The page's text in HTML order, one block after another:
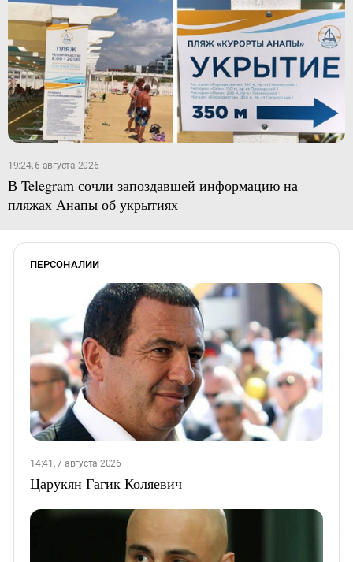
19:24, 6 августа 2026
В Telegram сочли запоздавшей информацию на
пляжах Анапы об укрытиях
ПЕРСОНАЛИИ
14:41, 7 августа 2026
Царукян Гагик Коляевич